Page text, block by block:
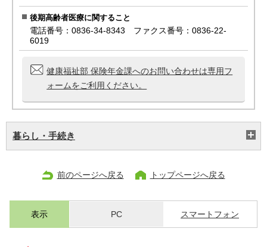
後期高齢者医療に関すること
電話番号：0836-34-8343 ファクス番号：0836-22-
6019
健康福祉部 保険年金課へのお問い合わせは専用フ
ォームをご利用ください。
暮らし・手続き
前のページへ戻る トップページへ戻る
表示 PC スマートフォン